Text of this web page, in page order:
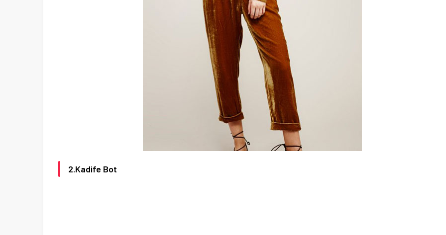
2.Kadife Bot